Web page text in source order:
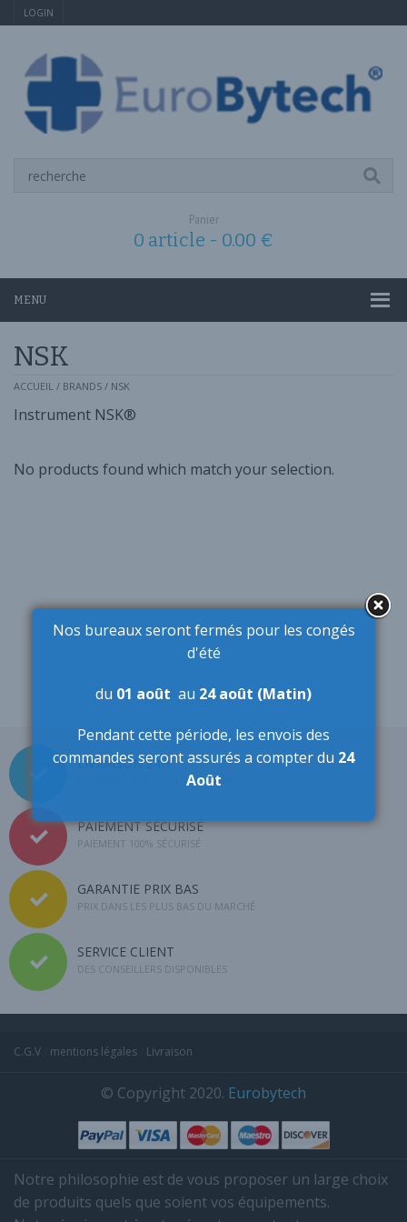
LOGIN
Panier
0 article - 0.00 €
MENU
NSK
ACCUEIL / BRANDS / NSK
Instrument NSK®
No products found which match your selection.
LIVRAISON 24H
LIVRAISON RAPIDE ET SÉCURISÉE
PAIEMENT SÉCURISÉ
PAIEMENT 100% SÉCURISÉ
GARANTIE PRIX BAS
PRIX DANS LES PLUS BAS DU MARCHÉ
SERVICE CLIENT
DES CONSEILLERS DISPONIBLES
C.G.V mentions légales Livraison
© Copyright 2020. Eurobytech
Notre philosophie est de vous proposer un large choix
de produits quels que soient vos équipements.
Nos bureaux seront fermés pour les congés
d'été
du 01 août au 24 août (Matin)
Pendant cette période, les envois des
commandes seront assurés a compter du 24
Août